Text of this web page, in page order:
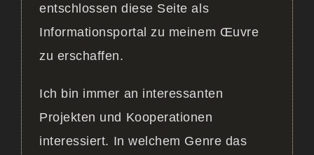
entschlossen diese Seite als
Informationsportal zu meinem Œuvre
zu erschaffen.
Ich bin immer an interessanten
Projekten und Kooperationen
interessiert. In welchem Genre das